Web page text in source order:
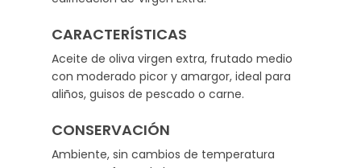
CARACTERÍSTICAS
Aceite de oliva virgen extra, frutado medio
con moderado picor y amargor, ideal para
aliños, guisos de pescado o carne.
CONSERVACIÓN
Ambiente, sin cambios de temperatura